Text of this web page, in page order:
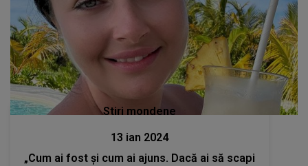
Stiri mondene
13 ian 2024
„Cum ai fost și cum ai ajuns. Dacă ai să scapi